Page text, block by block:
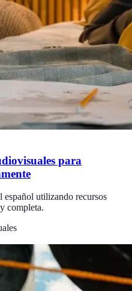
para
utilizando recursos
completa.